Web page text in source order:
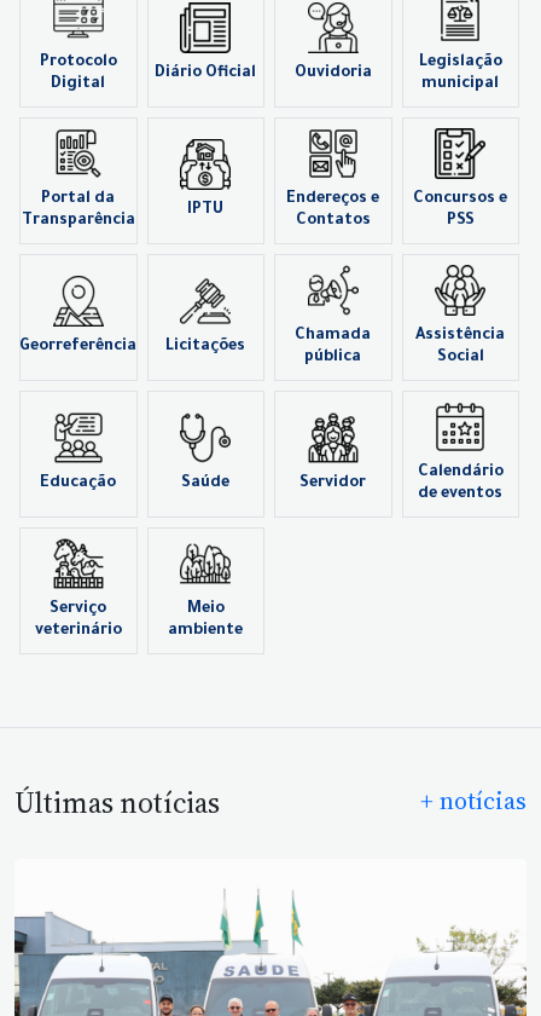
Protocolo
Digital
Diário Oficial Ouvidoria
Legislação
municipal
Portal da
Transparência
IPTU
Endereços e
Contatos
Concursos e
PSS
Georreferência Licitações
Chamada
pública
Assistência
Social
Educação Saúde Servidor
Calendário
de eventos
Serviço
veterinário
Meio
ambiente
Últimas notícias + notícias